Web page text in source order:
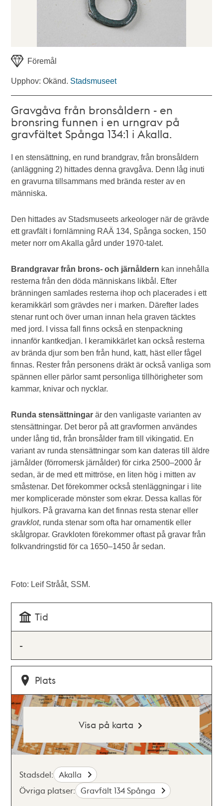
Föremål
Upphov: Okänd. Stadsmuseet
Gravgåva från bronsåldern - en
bronsring funnen i en urngrav på
gravfältet Spånga 134:1 i Akalla.
I en stensättning, en rund brandgrav, från bronsåldern
(anläggning 2) hittades denna gravgåva. Denn låg inuti
en gravurna tillsammans med brända rester av en
människa.
Den hittades av Stadsmuseets arkeologer när de grävde
ett gravfält i fornlämning RAÄ 134, Spånga socken, 150
meter norr om Akalla gård under 1970-talet.
Brandgravar från brons- och järnåldern kan innehålla
resterna från den döda människans likbål. Efter
bränningen samlades resterna ihop och placerades i ett
keramikkärl som grävdes ner i marken. Därefter lades
stenar runt och över urnan innan hela graven täcktes
med jord. I vissa fall finns också en stenpackning
innanför kantkedjan. I keramikkärlet kan också resterna
av brända djur som ben från hund, katt, häst eller fågel
finnas. Rester från personens dräkt är också vanliga som
spännen eller pärlor samt personliga tillhörigheter som
kammar, knivar och nycklar.
Runda stensättningar är den vanligaste varianten av
stensättningar. Det beror på att gravformen användes
under lång tid, från bronsålder fram till vikingatid. En
variant av runda stensättningar som kan dateras till äldre
järnålder (förromersk järnålder) för cirka 2500–2000 år
sedan, är de med ett mittröse, en liten hög i mitten av
småstenar. Det förekommer också stenläggningar i lite
mer komplicerade mönster som ekrar. Dessa kallas för
hjulkors. På gravarna kan det finnas resta stenar eller
gravklot, runda stenar som ofta har ornamentik eller
skålgropar. Gravkloten förekommer oftast på gravar från
folkvandringstid för ca 1650–1450 år sedan.
Foto: Leif Strååt, SSM.
Tid
-
Plats
Visa på karta
Stadsdel: Akalla
Övriga platser: Gravfält 134 Spånga